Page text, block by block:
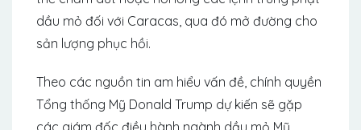
dầu mỏ đối với Caracas, qua đó mở đường cho
sản lượng phục hồi.
Theo các nguồn tin am hiểu vấn đề, chính quyền
Tổng thống Mỹ Donald Trump dự kiến sẽ gặp